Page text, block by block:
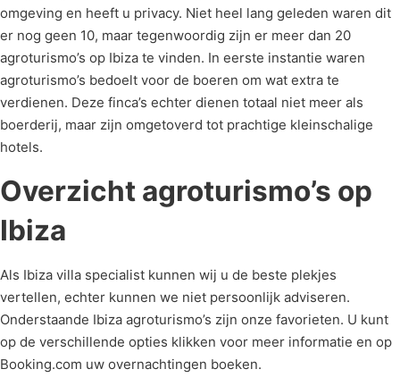
omgeving en heeft u privacy. Niet heel lang geleden waren dit
er nog geen 10, maar tegenwoordig zijn er meer dan 20
agroturismo’s op Ibiza te vinden. In eerste instantie waren
agroturismo’s bedoelt voor de boeren om wat extra te
verdienen. Deze finca’s echter dienen totaal niet meer als
boerderij, maar zijn omgetoverd tot prachtige kleinschalige
hotels.
Overzicht agroturismo’s op
Ibiza
Als Ibiza villa specialist kunnen wij u de beste plekjes
vertellen, echter kunnen we niet persoonlijk adviseren.
Onderstaande Ibiza agroturismo’s zijn onze favorieten. U kunt
op de verschillende opties klikken voor meer informatie en op
Booking.com uw overnachtingen boeken.